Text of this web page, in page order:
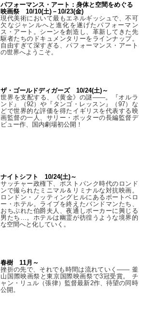
パフォーマンス・アート：身体と空間をめぐる
映画祭 10/10(土)－10/23(金)
現代美術において最もエネルギッシュで、不可
欠なジャンルへと進化を遂げたパフォーマン
ス・アート。シーンを創造し、革新してきた先
駆者たちのドキュメンタリーをラインナップ。
自由すぎて深すぎる、パフォーマンス・アート
の世界へようこそ。
ザ・ゴールドディガーズ 10/24(土)～
世界を支配する、《黄金》の謎――。『オルラ
ンド』（92）や『タンゴ・レッスン』（97）な
どで世界的な評価を得たイギリスを代表する映
画監督の一人、サリー・ポッターの長編監督デ
ビュー作、国内劇場初公開！
ナイトシフト 10/24(土)～
サッチャー政権下、ポストパンク時代のロンド
ンで撮られたミニマル＆リミナルな対抗映画。
ロンドン・ノッティングヒルにあるポートベロ
ー・ホテル。ライブを終えたバンドマンたち、
おちぶれた伯爵夫人、夜通しポーカーに興じる
男たち…。ホテルは幽霊が彷徨うような境界的
な空間へと化していく。
春樹 11月～
挫折の先で、それでも時間は流れていく—— 釜
山国際映画祭と東京国際映画祭で3冠受賞。 チ
ャン・リュル（張律）監督最新2作、待望の同時
公開。